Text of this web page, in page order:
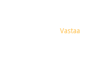
Vastaa